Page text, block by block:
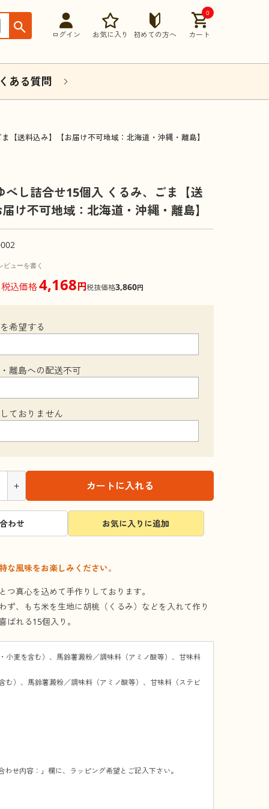
ログイン お気に入り 初めての方へ
0
カート
ある質問
【送料込み】【お届け不可地域：北海道・沖縄・離島】
べし詰合せ15個入 くるみ、ごま【送
け不可地域：北海道・沖縄・離島】
ビューを書く
税込価格4,168円税抜価格3,860円
希望する
離島への配送不可
ておりません
+ カートに入れる
わせ お気に入りに追加
風味をお楽しみください。
真心を込めて手作りしております。
、もち米を生地に胡桃（くるみ）などを入れて作り
れる15個入り。
麦を含む）、馬鈴薯澱粉／調味料（アミノ酸等）、甘味料
）、馬鈴薯澱粉／調味料（アミノ酸等）、甘味料（ステビ
せ内容：」欄に、ラッピング希望とご記入下さい。